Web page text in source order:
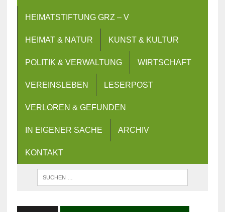
HEIMATSTIFTUNG GRZ – V
HEIMAT & NATUR KUNST & KULTUR
POLITIK & VERWALTUNG WIRTSCHAFT
VEREINSLEBEN LESERPOST
VERLOREN & GEFUNDEN
IN EIGENER SACHE ARCHIV
KONTAKT